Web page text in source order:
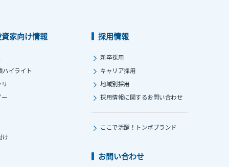
家向け情報
ハイライト
ー
け
採用情報
新卒採用
キャリア採用
地域別採用
採用情報に関するお問い合わせ
ここで活躍！ トンボブランド
お問い合わせ